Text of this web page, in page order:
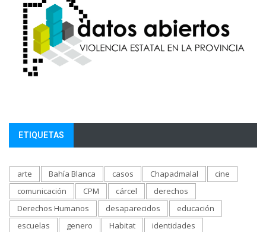
ETIQUETAS
arte Bahía Blanca casos Chapadmalal
cine
comunicación
CPM cárcel
derechos
Derechos Humanos
desaparecidos
educación
escuelas
genero Habitat
identidades